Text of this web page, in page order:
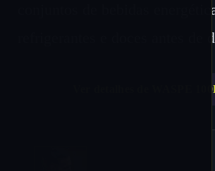
conjuntos de bebidas
refrigerantes e doces antes de
Ver detalhes de WASPE